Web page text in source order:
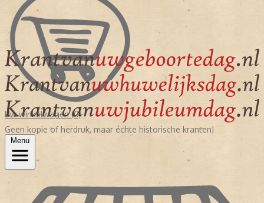
Uw winkelwagen (0)
Geen kopie of herdruk, maar échte historische kranten!
Menu